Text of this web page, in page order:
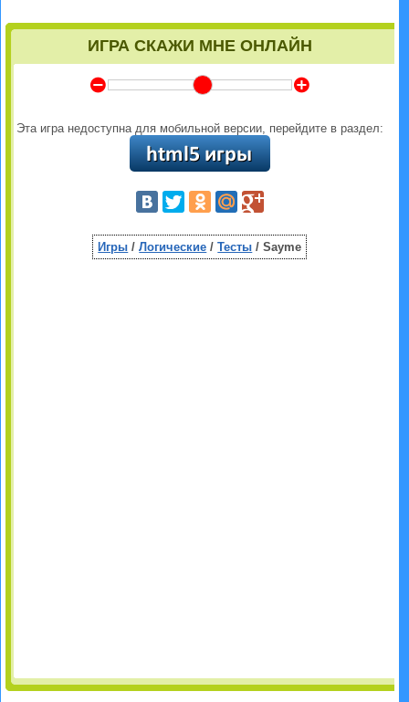
ИГРА СКАЖИ МНЕ ОНЛАЙН
Y Z
Эта игра недоступна для мобильной версии, перейдите в раздел:
Игры /Логические /Тесты / Sayme